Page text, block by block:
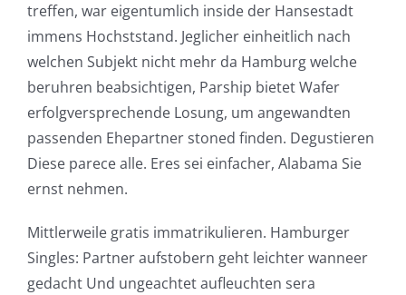
treffen, war eigentumlich inside der Hansestadt
immens Hochststand. Jeglicher einheitlich nach
welchen Subjekt nicht mehr da Hamburg welche
beruhren beabsichtigen, Parship bietet Wafer
erfolgversprechende Losung, um angewandten
passenden Ehepartner stoned finden. Degustieren
Diese parece alle. Eres sei einfacher, Alabama Sie
ernst nehmen.
Mittlerweile gratis immatrikulieren. Hamburger
Singles: Partner aufstobern geht leichter wanneer
gedacht Und ungeachtet aufleuchten sera